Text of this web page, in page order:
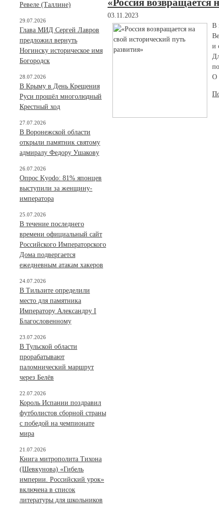
«Россия возвращается
03.11.2023
В
и
О
Ревеле (Таллине)
Глава МИД Сергей Лавров
предложил вернуть
Ногинску историческое имя
Богородск
29.07.2026
В Крыму в День Крещения
Руси прошёл многолюдный
Крестный ход
28.07.2026
В Воронежской области
открыли памятник святому
адмиралу Федору Ушакову
27.07.2026
Опрос Kyodo: 81% японцев
выступили за женщину-
императора
26.07.2026
В течение последнего
времени официальный сайт
Российского Императорского
Дома подвергается
ежедневным атакам хакеров
25.07.2026
В Тильзите определили
место для памятника
Императору Александру I
Благословенному
24.07.2026
В Тульской области
прорабатывают
паломнический маршрут
через Белёв
23.07.2026
Король Испании поздравил
футболистов сборной страны
с победой на чемпионате
мира
22.07.2026
Книга митрополита Тихона
(Шевкунова) «Гибель
империи. Российский урок»
включена в список
литературы для школьников
21.07.2026